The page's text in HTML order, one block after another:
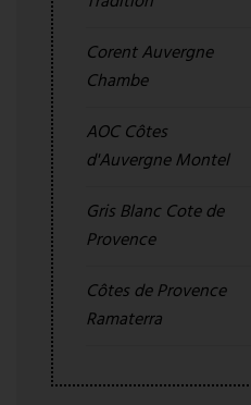
Corent Auvergne
Chambe
AOC Côtes
d'Auvergne Montel
Gris Blanc Cote de
Provence
Côtes de Provence
Ramaterra